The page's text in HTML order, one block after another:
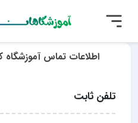
اطلاعات تماس آموزشگاه
تلفن ثابت